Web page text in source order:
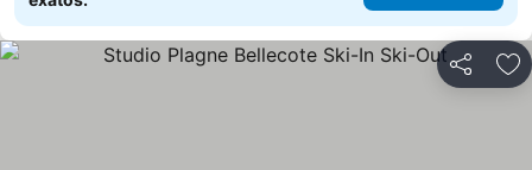
Partilhar